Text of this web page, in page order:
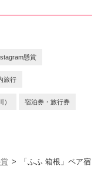
懸賞
旅行
宿泊券・旅行券
「ふふ 箱根」ペア宿